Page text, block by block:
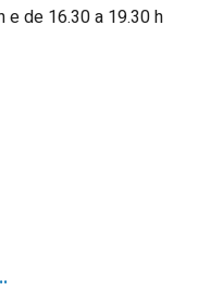
e de 16.30 a 19.30 h